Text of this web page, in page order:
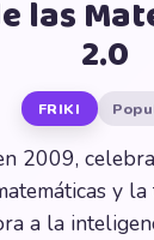
las
2.0
FRIKI
2009,
y
a la